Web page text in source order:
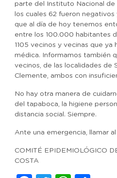
parte del Instituto Nacional
los cuales 62 fueron
que al día de hoy tenemos
entre los 100.000 habitantes
1105 vecinos y vecinas que ya
médica. Informamos también
vecinos, de las localidades de
Clemente, ambos con
No hay otra manera de
del tapaboca, la higiene
distancia social. Siempre.
Ante una emergencia, llamar
COMITÉ EPIDEMIOLÓGICO
COSTA